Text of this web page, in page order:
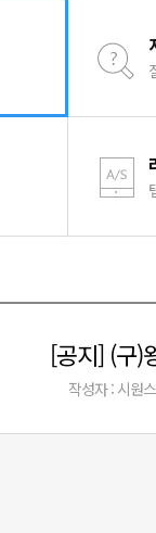
[공지] (구)
작성자 : 시원